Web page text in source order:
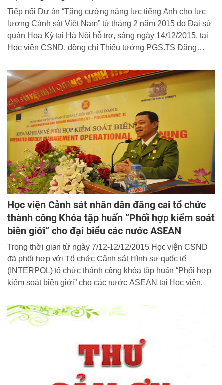
Tiếp nối Dự án “Tăng cường năng lực tiếng Anh cho lực
lượng Cảnh sát Việt Nam” từ tháng 2 năm 2015 do Đại sứ
quán Hoa Kỳ tại Hà Nội hỗ trợ, sáng ngày 14/12/2015, tại
Học viện CSND, đồng chí Thiếu tướng PGS.TS Đặng
Xuân Khang, Phó Giám đốc Học viện đã có buổi làm việc
với đoàn đại biểu Đại sứ quán Hoa Kỳ tại Hà Nội do ông
Rex Roberson, Quyền Giám đốc Cơ quan Bài trừ ma túy
và Thực thi pháp luật quốc tế (INL) trụ sở tại Băng Cốc,
Thái Lan và Bà Diane Michele Millar, Giám đốc Văn phòng
Tiếng Anh Khu vực (RELO), cùng tham dự buổi làm việc
còn có lãnh đạo Phòng HTQT, Khoa Ngoại ngữ và các
giảng viên tiếng Anh đã từng tham dự khóa tập huấn về
xây dựng chương trình học tiếng Anh vào tháng 3/2015.
Học viện Cảnh sát nhân dân đăng cai tổ chức
thành công Khóa tập huấn “Phối hợp kiểm soát
biên giới” cho đại biểu các nước ASEAN
Trong thời gian từ ngày 7/12-12/12/2015 Học viện CSND
đã phối hợp với Tổ chức Cảnh sát Hình sự quốc tế
(INTERPOL) tổ chức thành công khóa tập huấn “Phối hợp
kiểm soát biên giới” cho các nước ASEAN tại Học viện.